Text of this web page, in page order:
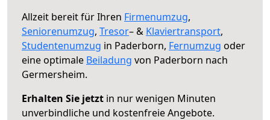
Allzeit bereit für Ihren Firmenumzug,
Seniorenumzug, Tresor– & Klaviertransport,
Studentenumzug in Paderborn, Fernumzug oder
eine optimale Beiladung von Paderborn nach
Germersheim.
Erhalten Sie jetzt in nur wenigen Minuten
unverbindliche und kostenfreie Angebote.